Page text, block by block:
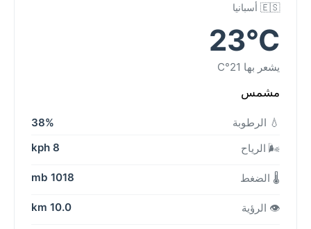
🇪🇸 أسبانيا
23°C
يشعر بها 21°C
مشمس
💧 الرطوبة
38%
🌬️ الرياح
8 kph
🌡️ الضغط 1018 mb
👁️ الرؤية 10.0 km